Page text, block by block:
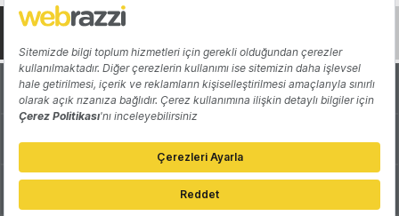
Hakkında Yazarlar
Katkıda Bulun Reklam